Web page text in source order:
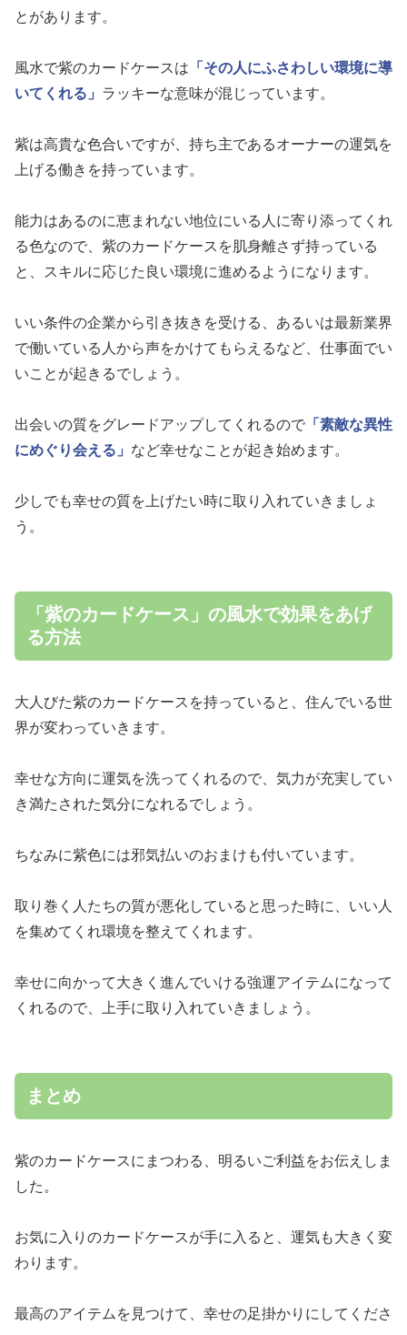
とがあります。
風水で紫のカードケースは 「その人にふさわしい環境に導
いてくれる」 ラッキーな意味が混じっています。
紫は高貴な色合いですが、持ち主であるオーナーの運気を
上げる働きを持っています。
能力はあるのに恵まれない地位にいる人に寄り添ってくれ
る色なので、紫のカードケースを肌身離さず持っている
と、スキルに応じた良い環境に進めるようになります。
いい条件の企業から引き抜きを受ける、あるいは最新業界
で働いている人から声をかけてもらえるなど、仕事面でい
いことが起きるでしょう。
出会いの質をグレードアップしてくれるので 「素敵な異性
にめぐり会える」 など幸せなことが起き始めます。
少しでも幸せの質を上げたい時に取り入れていきましょ
う。
「紫のカードケース」の風水で効果をあげ
る方法
大人びた紫のカードケースを持っていると、住んでいる世
界が変わっていきます。
幸せな方向に運気を洗ってくれるので、気力が充実してい
き満たされた気分になれるでしょう。
ちなみに紫色には邪気払いのおまけも付いています。
取り巻く人たちの質が悪化していると思った時に、いい人
を集めてくれ環境を整えてくれます。
幸せに向かって大きく進んでいける強運アイテムになって
くれるので、上手に取り入れていきましょう。
まとめ
紫のカードケースにまつわる、明るいご利益をお伝えしま
した。
お気に入りのカードケースが手に入ると、運気も大きく変
わります。
最高のアイテムを見つけて、幸せの足掛かりにしてくださ